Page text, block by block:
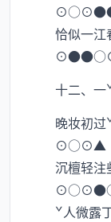
恰似一江春
十二、
晚妆初过
⊙○⊙▲
沉檀轻注些
ˇ人微露